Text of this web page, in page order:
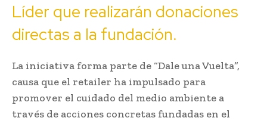
Líder que realizarán donaciones
directas a la fundación.
La iniciativa forma parte de “Dale una Vuelta”,
causa que el retailer ha impulsado para
promover el cuidado del medio ambiente a
través de acciones concretas fundadas en el